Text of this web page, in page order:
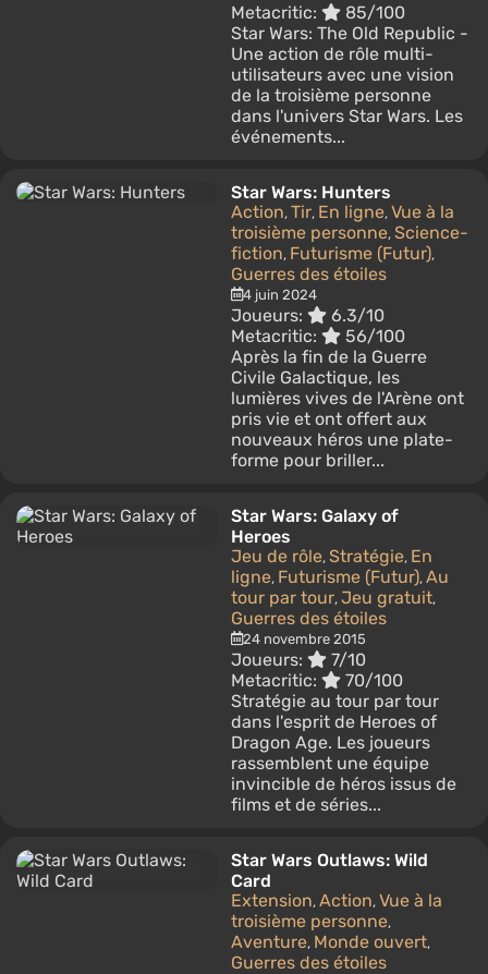
Metacritic:
85/100
Star Wars: The Old Republic -
Une action de rôle multi-
utilisateurs avec une vision
de la troisième personne
dans l'univers Star Wars. Les
événements...
Star Wars: Hunters
Action, Tir, En ligne, Vue à la
troisième personne, Science-
fiction, Futurisme (Futur),
Guerres des étoiles
4 juin 2024
Joueurs:
6.3/10
Metacritic:
56/100
Après la fin de la Guerre
Civile Galactique, les
lumières vives de l'Arène ont
pris vie et ont offert aux
nouveaux héros une plate-
forme pour briller...
Star Wars: Galaxy of
Heroes
Jeu de rôle, Stratégie, En
ligne, Futurisme (Futur), Au
tour par tour, Jeu gratuit,
Guerres des étoiles
24 novembre 2015
Joueurs:
7/10
Metacritic:
70/100
Stratégie au tour par tour
dans l'esprit de Heroes of
Dragon Age. Les joueurs
rassemblent une équipe
invincible de héros issus de
films et de séries...
Star Wars Outlaws: Wild
Card
Extension, Action, Vue à la
troisième personne,
Aventure, Monde ouvert,
Guerres des étoiles